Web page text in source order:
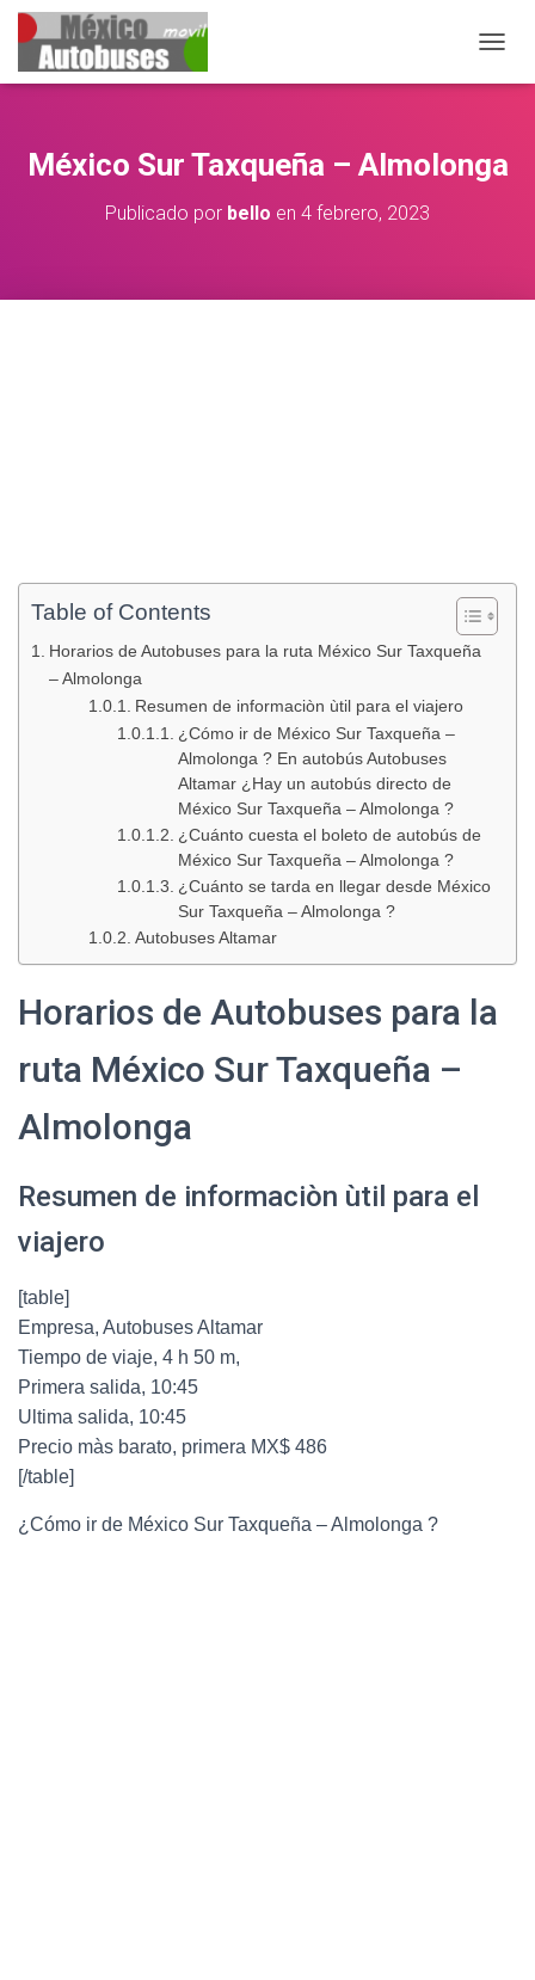
México Sur Taxqueña – Almolonga
Publicado por bello en 4 febrero, 2023
Table of Contents
Horarios de Autobuses para la ruta México Sur Taxqueña
– Almolonga
Resumen de informaciòn ùtil para el viajero
¿Cómo ir de México Sur Taxqueña –
Almolonga ? En autobús Autobuses
Altamar ¿Hay un autobús directo de
México Sur Taxqueña – Almolonga ?
¿Cuánto cuesta el boleto de autobús de
México Sur Taxqueña – Almolonga ?
¿Cuánto se tarda en llegar desde México
Sur Taxqueña – Almolonga ?
Autobuses Altamar
Horarios de Autobuses para la
ruta México Sur Taxqueña –
Almolonga
Resumen de informaciòn ùtil para el
viajero
[table]
Empresa, Autobuses Altamar
Tiempo de viaje, 4 h 50 m,
Primera salida, 10:45
Ultima salida, 10:45
Precio màs barato, primera MX$ 486
[/table]
¿Cómo ir de México Sur Taxqueña – Almolonga ?